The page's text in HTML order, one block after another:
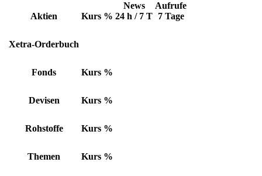
Aktien Kurs %
News
24 h / 7 T
Aufrufe
7 Tage
Xetra-Orderbuch
Fonds Kurs %
Devisen Kurs %
Rohstoffe Kurs %
Themen Kurs %